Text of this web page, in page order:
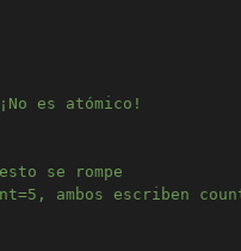
es atómico!
se rompe
ambos escriben